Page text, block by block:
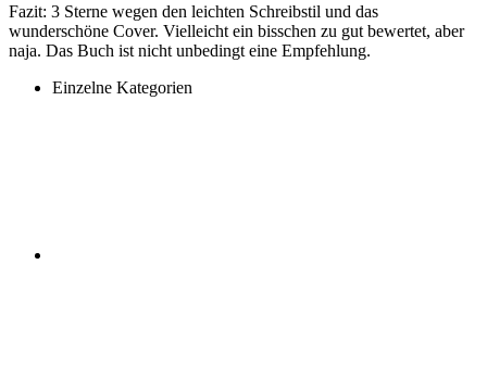
Fazit: 3 Sterne wegen den leichten Schreibstil und das
wunderschöne Cover. Vielleicht ein bisschen zu gut bewertet, aber
naja. Das Buch ist nicht unbedingt eine Empfehlung.
Einzelne Kategorien